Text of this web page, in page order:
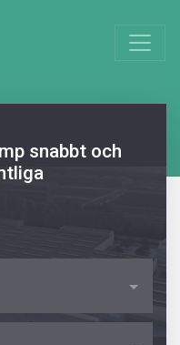
snabbt och